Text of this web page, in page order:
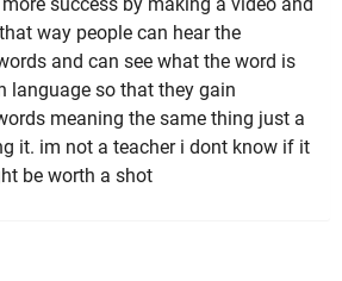
success by making a video and
way people can hear the
and can see what the word is
language so that they gain
meaning the same thing just a
it. im not a teacher i dont know if it
be worth a shot